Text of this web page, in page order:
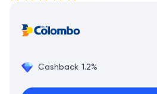
Cashback 1.2%